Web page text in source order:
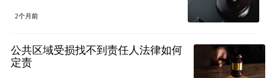
2个月前
公共区域受损找不到责任人法律如何
定责